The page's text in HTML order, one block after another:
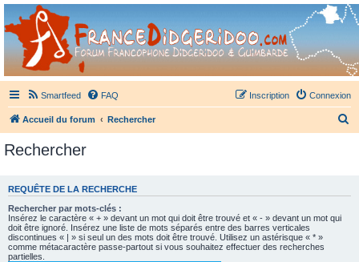
France Didgeridoo
Didgeridoo et Guimbarde sur France Didgeridoo - retrouvez la communauté.
Smartfeed FAQ Connexion
Inscription
Accueil du forum Rechercher
e
Rechercher
REQUÊTE DE LA RECHERCHE
Rechercher par mots-clés :
Insérez le caractère « + » devant un mot qui doit être trouvé et « - » devant un mot qui
doit être ignoré. Insérez une liste de mots séparés entre des barres verticales
discontinues « | » si seul un des mots doit être trouvé. Utilisez un astérisque « * »
comme métacaractère passe-partout si vous souhaitez effectuer des recherches
partielles.